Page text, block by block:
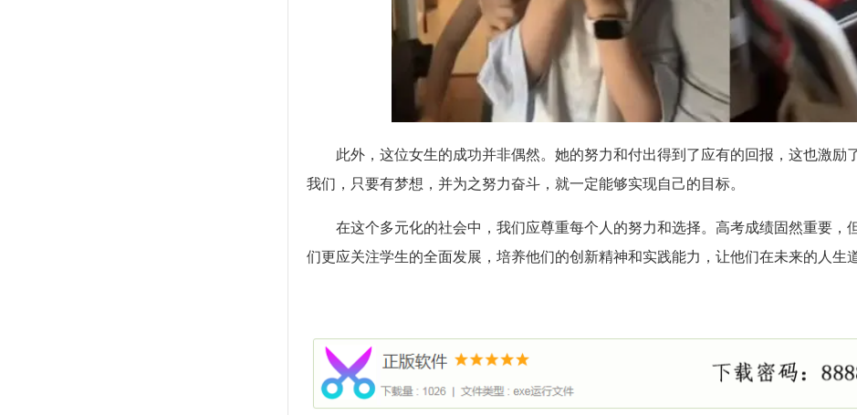
此外，这位女生的成功并非偶然。她的努力和付出得到了应有的回报，这也激励
我们，只要有梦想，并为之努力奋斗，就一定能够实现自己的目标。
在这个多元化的社会中，我们应尊重每个人的努力和选择。高考成绩固然重要，
们更应关注学生的全面发展，培养他们的创新精神和实践能力，让他们在未来的人生